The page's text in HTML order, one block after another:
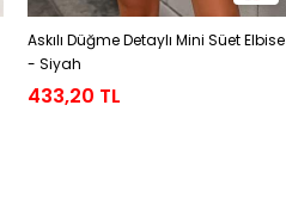
Askılı Düğme Detaylı Mini Süet Elbise
- Siyah
433,20 TL